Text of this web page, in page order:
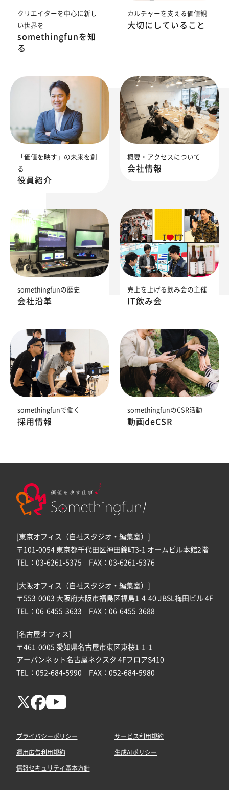
クリエイターを中心に新し
い世界を
somethingfunを知
る
カルチャーを支える価値観
大切にしていること
「価値を映す」の未来を創
る
役員紹介
概要・アクセスについて
会社情報
somethingfunの歴史
会社沿革
売上を上げる飲み会の主催
IT飲み会
somethingfunで働く
採用情報
somethingfunのCSR活動
動画deCSR
[東京オフィス（自社スタジオ・編集室）]
〒101-0054 東京都千代田区神田錦町3-1 オームビル本館2階
TEL：03-6261-5375 FAX：03-6261-5376
[大阪オフィス（自社スタジオ・編集室）]
〒553-0003 大阪府大阪市福島区福島1-4-40 JBSL梅田ビル 4F
TEL：06-6455-3633 FAX：06-6455-3688
[名古屋オフィス]
〒461-0005 愛知県名古屋市東区東桜1-1-1
アーバンネット名古屋ネクスタ 4FフロアS410
TEL：052-684-5990 FAX：052-684-5980
プライバシーポリシー サービス利用規約
運用広告利用規約 生成AIポリシー
情報セキュリティ基本方針